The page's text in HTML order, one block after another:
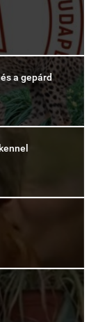
a gepárd